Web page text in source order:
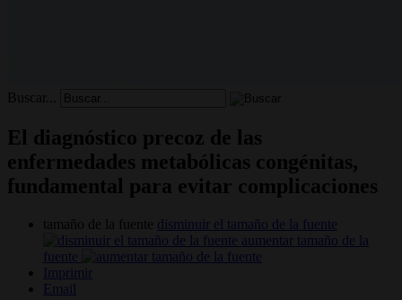
Buscar...
El diagnóstico precoz de las
enfermedades metabólicas congénitas,
fundamental para evitar complicaciones
tamaño de la fuente disminuir el tamaño de la fuente
aumentar tamaño de la
fuente
Imprimir
Email